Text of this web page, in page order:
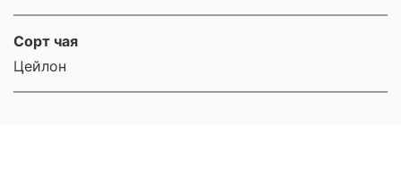
Сорт чая
Цейлон